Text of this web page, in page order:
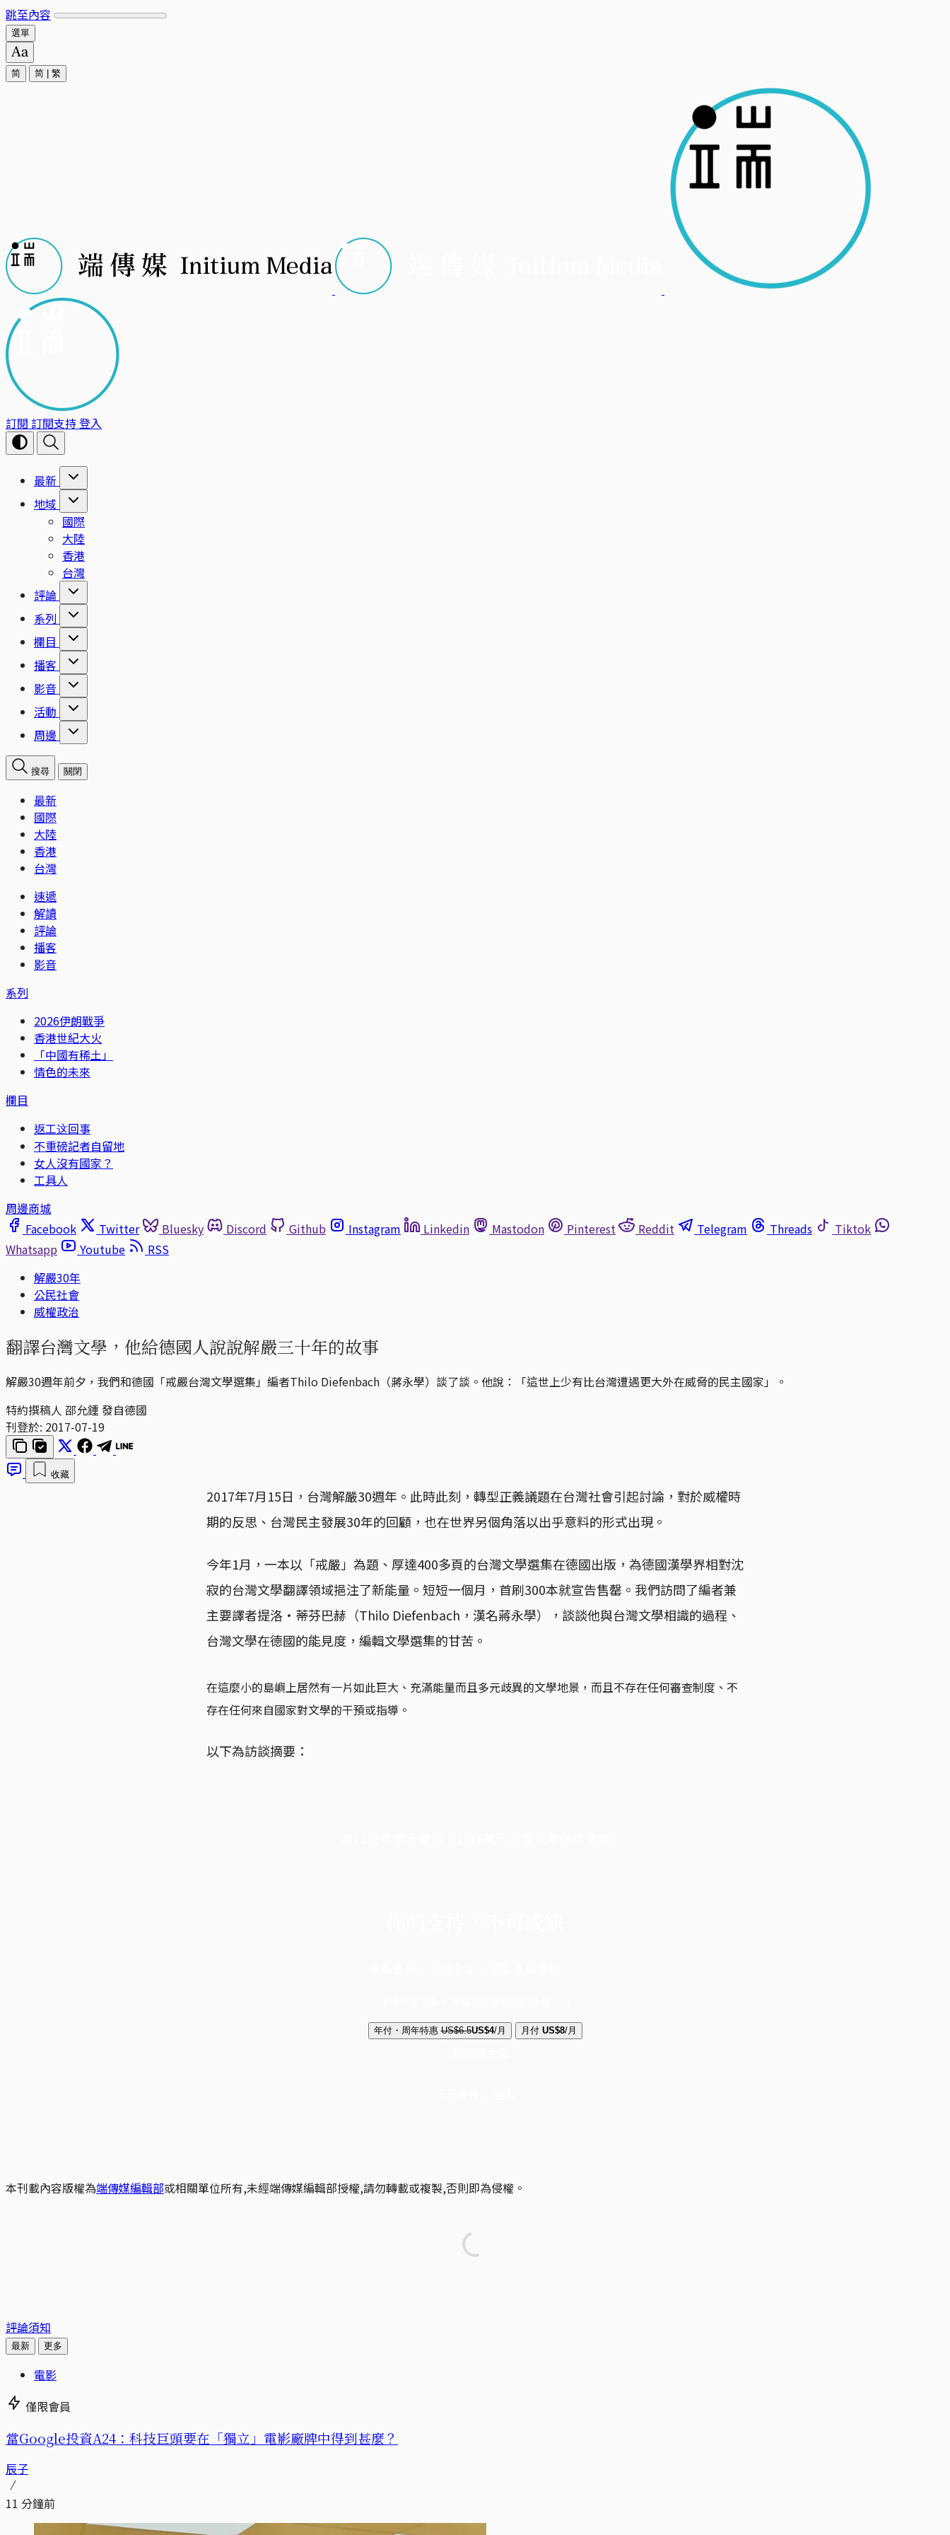
跳至內容
選單
简 简 繁
訂閱 訂閱支持登入
最新
地域
國際
大陸
香港
台灣
評論
系列
欄目
播客
影音
活動
周邊
搜尋 關閉
最新
國際
大陸
香港
台灣
速遞
解讀
評論
播客
影音
系列
2026伊朗戰爭
香港世紀大火
「中國有稀土」
情色的未來
欄目
返工这回事
不重磅記者自留地
女人沒有國家？
工具人
周邊商城
Facebook
Twitter Bluesky Discord Github Instagram Linkedin Mastodon Pinterest Reddit Telegram Threads
Tiktok
Whatsapp
Youtube
RSS
解嚴30年
公民社會
威權政治
翻譯台灣文學，他給德國人說說解嚴三十年的故事
解嚴30週年前夕，我們和德國「戒嚴台灣文學選集」編者Thilo Diefenbach（蔣永學）談了談。他說：「這世上少有比台灣遭遇更大外在威脅的民主國家」。
特約撰稿人 邵允鍾 發自德國
刊登於: 2017-07-19
收藏
2017年7月15日，台灣解嚴30週年。此時此刻，轉型正義議題在台灣社會引起討論，對於威權時
期的反思、台灣民主發展30年的回顧，也在世界另個角落以出乎意料的形式出現。
今年1月，一本以「戒嚴」為題、厚達400多頁的台灣文學選集在德國出版，為德國漢學界相對沈
寂的台灣文學翻譯領域挹注了新能量。短短一個月，首刷300本就宣告售罄。我們訪問了編者兼
主要譯者提洛・蒂芬巴赫（Thilo Diefenbach，漢名蔣永學），談談他與台灣文學相識的過程、
台灣文學在德國的能見度，編輯文學選集的甘苦。
在這麼小的島嶼上居然有一片如此巨大、充滿能量而且多元歧異的文學地景，而且不存在任何審查制度、不
存在任何來自國家對文學的干預或指導。
以下為訪談摘要：
年付・周年特惠 US$6.5US$4/月 月付 US$8/月
本刊載內容版權為端傳媒編輯部或相關單位所有,未經端傳媒編輯部授權,請勿轉載或複製,否則即為侵權。
評論須知
最新 更多
電影
僅限會員
當Google投資A24：科技巨頭要在「獨立」電影廠牌中得到甚麼？
辰子
11 分鐘前